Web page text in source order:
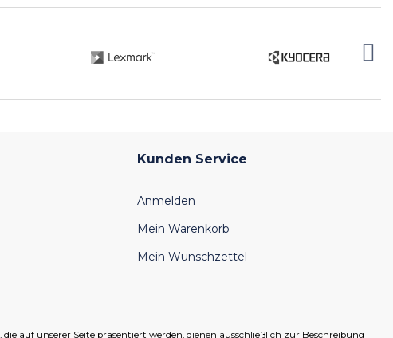
Kunden Service
Anmelden
Mein Warenkorb
Mein Wunschzettel
auf unserer Seite präsentiert werden, dienen ausschließlich zur Beschreibung